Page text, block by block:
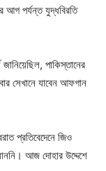
আগ পর্যন্ত যুদ্ধবিরতি
পাকিস্তানের
সেখানে যাবেন আফগান
প্রতিবেদেনে জিও
আজ দোহার উদ্দেশে